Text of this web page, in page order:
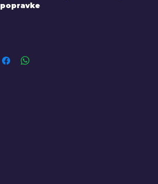
popravke